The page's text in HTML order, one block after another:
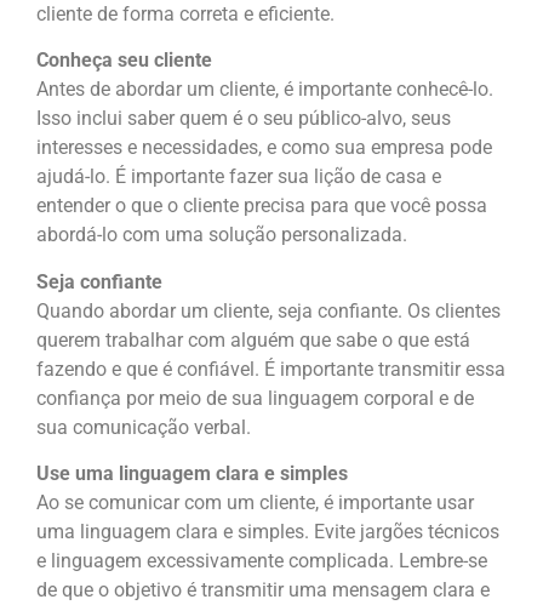
cliente de forma correta e eficiente.
Conheça seu cliente
Antes de abordar um cliente, é importante conhecê-lo.
Isso inclui saber quem é o seu público-alvo, seus
interesses e necessidades, e como sua empresa pode
ajudá-lo. É importante fazer sua lição de casa e
entender o que o cliente precisa para que você possa
abordá-lo com uma solução personalizada.
Seja confiante
Quando abordar um cliente, seja confiante. Os clientes
querem trabalhar com alguém que sabe o que está
fazendo e que é confiável. É importante transmitir essa
confiança por meio de sua linguagem corporal e de
sua comunicação verbal.
Use uma linguagem clara e simples
Ao se comunicar com um cliente, é importante usar
uma linguagem clara e simples. Evite jargões técnicos
e linguagem excessivamente complicada. Lembre-se
de que o objetivo é transmitir uma mensagem clara e